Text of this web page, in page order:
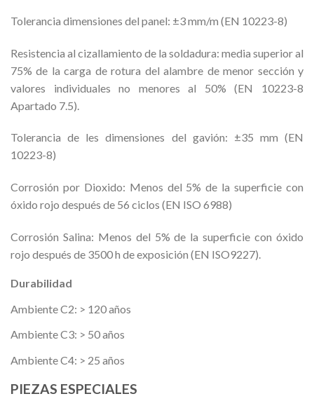
Tolerancia dimensiones del panel: ±3 mm/m (EN 10223-8)
Resistencia al cizallamiento de la soldadura: media superior al
75% de la carga de rotura del alambre de menor sección y
valores individuales no menores al 50% (EN 10223-8
Apartado 7.5).
Tolerancia de les dimensiones del gavión: ±35 mm (EN
10223-8)
Corrosión por Dioxido: Menos del 5% de la superficie con
óxido rojo después de 56 ciclos (EN ISO 6988)
Corrosión Salina: Menos del 5% de la superficie con óxido
rojo después de 3500 h de exposición (EN ISO9227).
Durabilidad
Ambiente C2: > 120 años
Ambiente C3: > 50 años
Ambiente C4: > 25 años
PIEZAS ESPECIALES